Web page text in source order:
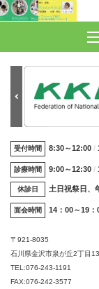
受付時間 8:30～12:00
診療時間 9:00～12:30
休診日 土日祝祭日、
面会時間 14：00～19：
〒921-8035
石川県金沢市泉が丘2丁目
TEL:076-243-1191
FAX:076-242-3577